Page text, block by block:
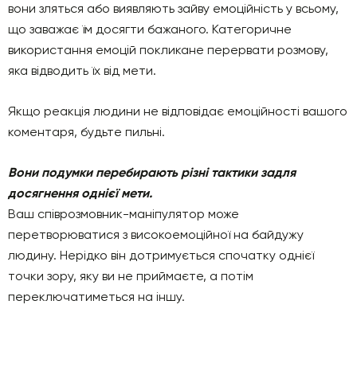
вони зляться або виявляють зайву емоційність у всьому,
що заважає їм досягти бажаного. Категоричне
використання емоцій покликане перервати розмову,
яка відводить їх від мети.
Якщо реакція людини не відповідає емоційності вашого
коментаря, будьте пильні.
Вони подумки перебирають різні тактики задля
досягнення однієї мети.
Ваш співрозмовник-маніпулятор може
перетворюватися з високоемоційної на байдужу
людину. Нерідко він дотримується спочатку однієї
точки зору, яку ви не приймаєте, а потім
переключатиметься на іншу.